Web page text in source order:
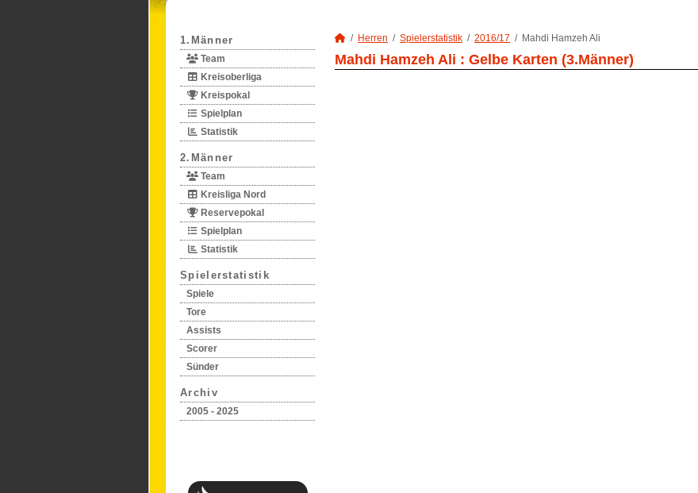
1.Männer
Team
Kreisoberliga
Kreispokal
Spielplan
Statistik
2.Männer
Team
Kreisliga Nord
Reservepokal
Spielplan
Statistik
Spielerstatistik
Spiele
Tore
Assists
Scorer
Sünder
Archiv
2005 - 2025
Herren Spielerstatistik 2016/17 Mahdi Hamzeh Ali
Mahdi Hamzeh Ali : Gelbe Karten (3.Männer)